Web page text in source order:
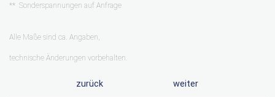
** Sonderspannungen auf Anfrage
Alle Maße sind ca. Angaben,
technische Änderungen vorbehalten.
zurück weiter